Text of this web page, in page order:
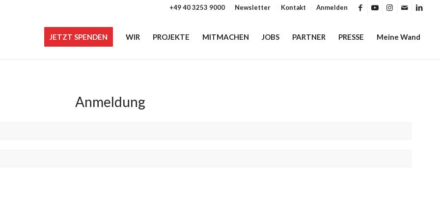
Newsletter Kontakt Anmelden
+49 40 3253 9000
JETZT SPENDEN WIR PROJEKTE MITMACHEN JOBS PARTNER PRESSE Meine Wand
Anmeldung